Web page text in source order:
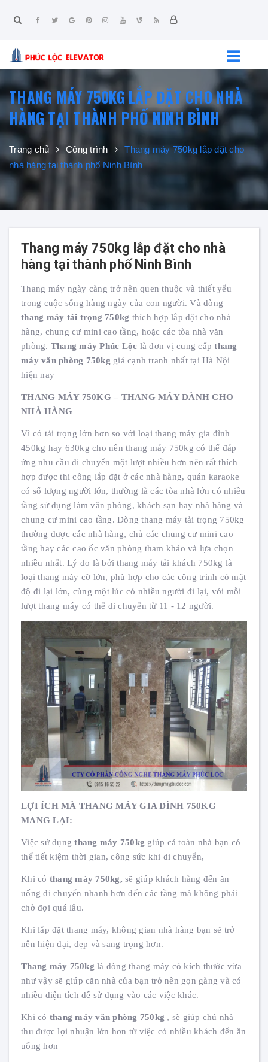
THANG MÁY 750KG LẮP ĐẶT CHO NHÀ
HÀNG TẠI THÀNH PHỐ NINH BÌNH
Trang chủ Công trình
Thang máy 750kg lắp đặt cho
nhà hàng tại thành phố Ninh Bình
Thang máy 750kg lắp đặt cho nhà
hàng tại thành phố Ninh Bình
Thang máy ngày càng trở nên quen thuộc và thiết yếu
trong cuộc sống hàng ngày của con người. Và dòng
thang máy tải trọng 750kg thích hợp lắp đặt cho nhà
hàng, chung cư mini cao tầng, hoặc các tòa nhà văn
phòng. Thang máy Phúc Lộc là đơn vị cung cấpthang
máy văn phòng 750kg giá cạnh tranh nhất tại Hà Nội
hiện nay
THANG MÁY 750KG – THANG MÁY DÀNH CHO
NHÀ HÀNG
Vì có tải trọng lớn hơn so với loại thang máy gia đình
450kg hay 630kg cho nên thang máy 750kg có thể đáp
ứng nhu cầu di chuyển một lượt nhiều hơn nên rất thích
hợp được thi công lắp đặt ở các nhà hàng, quán karaoke
có số lượng người lớn, thường là các tòa nhà lớn có nhiều
tầng sử dụng làm văn phòng, khách sạn hay nhà hàng và
chung cư mini cao tầng. Dòng thang máy tải trọng 750kg
thường được các nhà hàng, chủ các chung cư mini cao
tầng hay các cao ốc văn phòng tham khảo và lựa chọn
nhiều nhất. Lý do là bởi thang máy tải khách 750kg là
loại thang máy cỡ lớn, phù hợp cho các công trình có mật
độ đi lại lớn, cùng một lúc có nhiều người đi lại, với mỗi
lượt thang máy có thể di chuyển từ 11 - 12 người.
LỢI ÍCH MÀ THANG MÁY GIA ĐÌNH 750KG
MANG LẠI:
Việc sử dụngthang máy 750kg giúp cả toàn nhà bạn có
thể tiết kiệm thời gian, công sức khi di chuyển,
Khi có thang máy 750kg, sẽ giúp khách hàng đến ăn
uống di chuyển nhanh hơn đến các tầng mà không phải
chờ đợi quá lâu.
Khi lắp đặt thang máy, không gian nhà hàng bạn sẽ trở
nên hiện đại, đẹp và sang trọng hơn.
Thang máy 750kg là dòng thang máy có kích thước vừa
như vậy sẽ giúp căn nhà của bạn trở nên gọn gàng và có
nhiều diện tích để sử dụng vào các việc khác.
Khi có thang máy văn phòng 750kg , sẽ giúp chủ nhà
thu được lợi nhuận lớn hơn từ việc có nhiều khách đến ăn
uống hơn